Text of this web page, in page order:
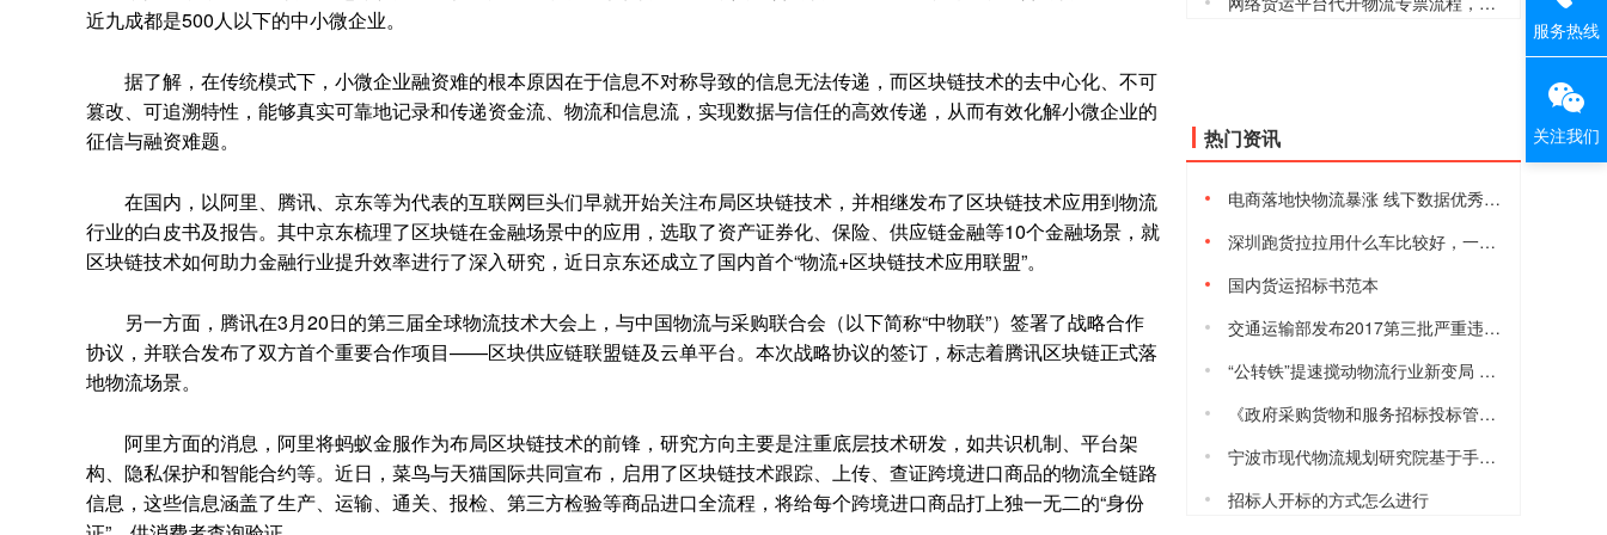
近九成都是500人以下的中小微企业。
据了解，在传统模式下，小微企业融资难的根本原因在于信息不对称导致的信息无法传递，而区块链技术的去中心化、不可
篡改、可追溯特性，能够真实可靠地记录和传递资金流、物流和信息流，实现数据与信任的高效传递，从而有效化解小微企业的
征信与融资难题。
在国内，以阿里、腾讯、京东等为代表的互联网巨头们早就开始关注布局区块链技术，并相继发布了区块链技术应用到物流
行业的白皮书及报告。其中京东梳理了区块链在金融场景中的应用，选取了资产证券化、保险、供应链金融等10个金融场景，就
区块链技术如何助力金融行业提升效率进行了深入研究，近日京东还成立了国内首个“物流+区块链技术应用联盟”。
另一方面，腾讯在3月20日的第三届全球物流技术大会上，与中国物流与采购联合会（以下简称“中物联”）签署了战略合作
协议，并联合发布了双方首个重要合作项目——区块供应链联盟链及云单平台。本次战略协议的签订，标志着腾讯区块链正式落
地物流场景。
阿里方面的消息，阿里将蚂蚁金服作为布局区块链技术的前锋，研究方向主要是注重底层技术研发，如共识机制、平台架
构、隐私保护和智能合约等。近日，菜鸟与天猫国际共同宣布，启用了区块链技术跟踪、上传、查证跨境进口商品的物流全链路
信息，这些信息涵盖了生产、运输、通关、报检、第三方检验等商品进口全流程，将给每个跨境进口商品打上独一无二的“身份
热门资讯
电商落地快物流暴涨 线下数据优秀但仍有隐忧
深圳跑货拉拉用什么车比较好，一天能赚多少钱
国内货运招标书范本
交通运输部发布2017第三批严重违法超限超载运输失信当事人黑名单
“公转铁”提速搅动物流行业新变局 港口、货运等行业将进入短暂阵痛
《政府采购货物和服务招标投标管理办法》2017年10月1日起施行
宁波市现代物流规划研究院基于手机信令的宁波城际铁路客流数据模型与预测分析研究课题项目的采购公告
招标人开标的方式怎么进行
服务热线
关注我们